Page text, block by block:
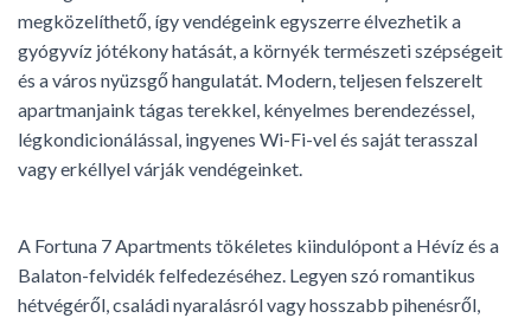
megközelíthető, így vendégeink egyszerre élvezhetik a
gyógyvíz jótékony hatását, a környék természeti szépségeit
és a város nyüzsgő hangulatát. Modern, teljesen felszerelt
apartmanjaink tágas terekkel, kényelmes berendezéssel,
légkondicionálással, ingyenes Wi-Fi-vel és saját terasszal
vagy erkéllyel várják vendégeinket.
A Fortuna 7 Apartments tökéletes kiindulópont a Hévíz és a
Balaton-felvidék felfedezéséhez. Legyen szó romantikus
hétvégéről, családi nyaralásról vagy hosszabb pihenésről,